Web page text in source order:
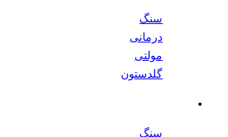
درمانی
مولتی
گلدستون